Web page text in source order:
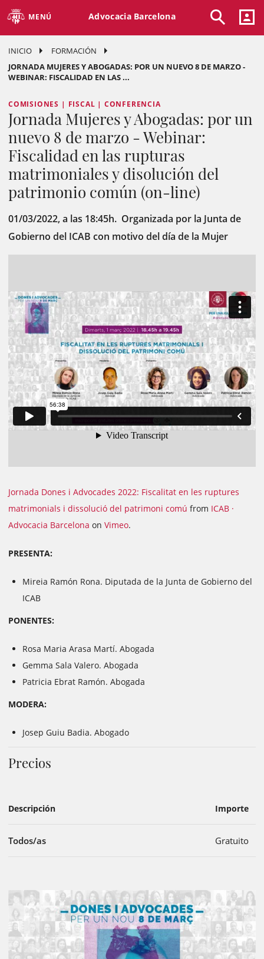
MENÚ Advocacia Barcelona
INICIO
FORMACIÓN
JORNADA MUJERES Y ABOGADAS: POR UN NUEVO 8 DE MARZO -
WEBINAR: FISCALIDAD EN LAS ...
COMISIONES | FISCAL | CONFERENCIA
Jornada Mujeres y Abogadas: por un
nuevo 8 de marzo - Webinar:
Fiscalidad en las rupturas
matrimoniales y disolución del
patrimonio común (on-line)
01/03/2022, a las 18:45h. Organizada por la Junta de
Gobierno del ICAB con motivo del día de la Mujer
Jornada Dones i Advocades 2022: Fiscalitat en les ruptures
matrimonials i dissolució del patrimoni comú from ICAB ·
Advocacia Barcelona on Vimeo.
PRESENTA:
Mireia Ramón Rona. Diputada de la Junta de Gobierno del
ICAB
PONENTES:
Rosa Maria Arasa Martí. Abogada
Gemma Sala Valero. Abogada
Patricia Ebrat Ramón. Abogada
MODERA:
Josep Guiu Badia. Abogado
Precios
Descripción Importe
Todos/as Gratuito